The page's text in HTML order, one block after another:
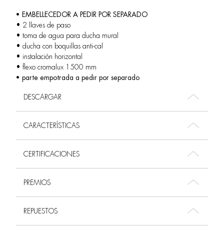
• EMBELLECEDOR A PEDIR POR SEPARADO
• 2 llaves de paso
• toma de agua para ducha mural
• ducha con boquillas anti-cal
• instalación horizontal
• flexo cromalux 1500 mm
• parte empotrada a pedir por separado
DESCARGAR
CARACTERÍSTICAS
CERTIFICACIONES
PREMIOS
REPUESTOS